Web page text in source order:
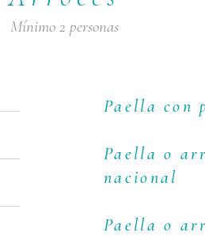
Mínimo 2 personas
Paella con
Paella o
nacional
Paella o